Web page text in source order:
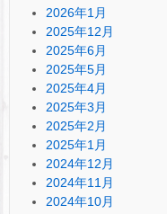
2026年1月
2025年12月
2025年6月
2025年5月
2025年4月
2025年3月
2025年2月
2025年1月
2024年12月
2024年11月
2024年10月